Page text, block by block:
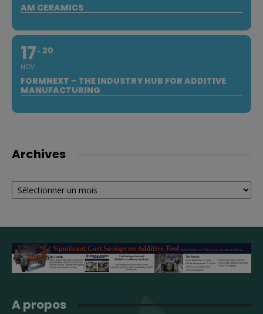
AM CERAMICS
17
NOV
20
FORMNEXT – THE INDUSTRY HUB FOR ADDITIVE
MANUFACTURING
Archives
Archives
A propos